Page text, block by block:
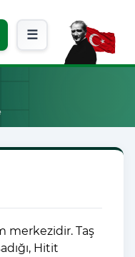
☰
merkezidir. Taş
Hitit